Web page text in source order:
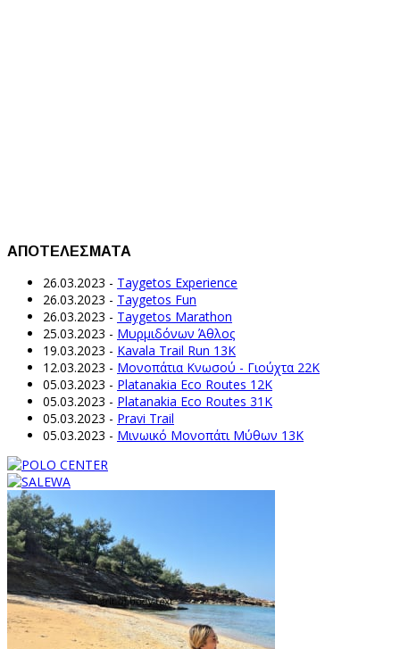
ΑΠΟΤΕΛΕΣΜΑΤΑ
26.03.2023 - Taygetos Experience
26.03.2023 - Taygetos Fun
26.03.2023 - Taygetos Marathon
25.03.2023 - Μυρμιδόνων Άθλος
19.03.2023 - Kavala Trail Run 13K
12.03.2023 - Μονοπάτια Κνωσού - Γιούχτα 22Κ
05.03.2023 - Platanakia Eco Routes 12K
05.03.2023 - Platanakia Eco Routes 31K
05.03.2023 - Pravi Trail
05.03.2023 - Μινωικό Μονοπάτι Μύθων 13Κ